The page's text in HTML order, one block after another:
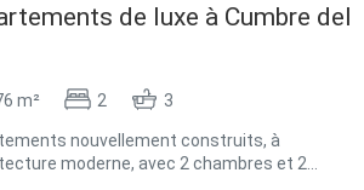
de luxe à Cumbre del
m² 2 3
nouvellement construits, à
moderne, avec 2 chambres et 2